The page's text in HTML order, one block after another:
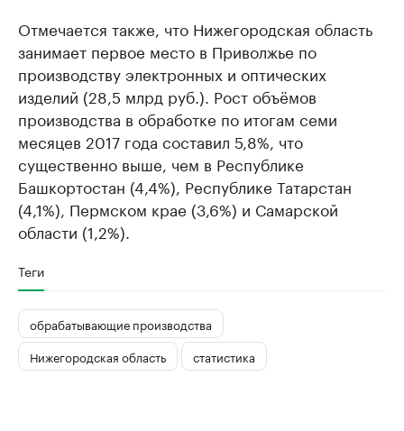
Отмечается также, что Нижегородская область
занимает первое место в Приволжье по
производству электронных и оптических
изделий (28,5 млрд руб.). Рост объёмов
производства в обработке по итогам семи
месяцев 2017 года составил 5,8%, что
существенно выше, чем в Республике
Башкортостан (4,4%), Республике Татарстан
(4,1%), Пермском крае (3,6%) и Самарской
области (1,2%).
Теги
обрабатывающие производства
Нижегородская область
статистика